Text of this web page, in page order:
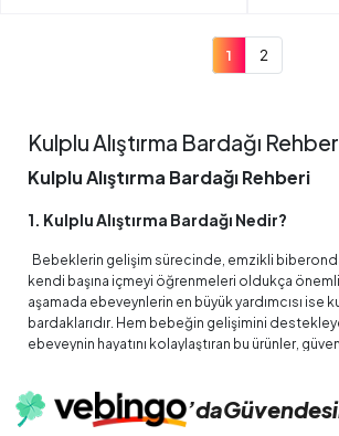
1 2
Kulplu Alıştırma Bardağı
Kulplu Alıştırma Bardağı Rehberi
1. Kulplu Alıştırma Bardağı Nedir?
Bebeklerin gelişim sürecinde, emzikli
kendi başına içmeyi öğrenmeleri oldukça önemli
aşamada ebeveynlerin en büyük yardımcısı ise
bardaklarıdır. Hem bebeğin gelişimini
ebeveynin hayatını kolaylaştıran bu ürünler,
Kulplu alıştırma bardakları, genellikle 6. aydan
başlanır. Bu dönem, bebeklerin kas gelişiminin
’da